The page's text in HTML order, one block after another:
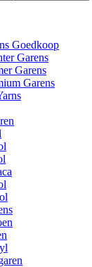
Goedkoop
Garens
Garens
Garens